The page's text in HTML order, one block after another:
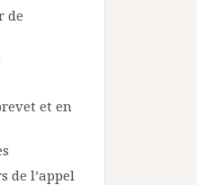
de
et en
de l’appel